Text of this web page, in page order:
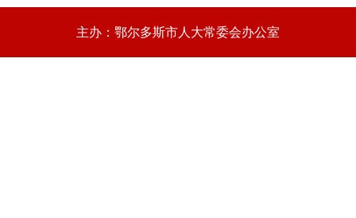
主办：鄂尔多斯市人大常委会办公室